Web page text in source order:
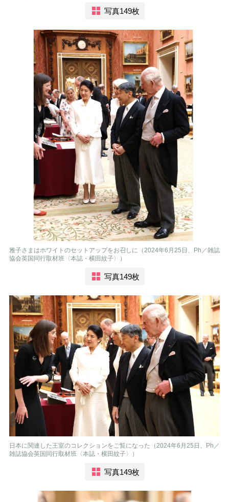
写真149枚
雅子さまはホワイトのセットアップをお召しに（2024年6月25日、Ph／雑誌
協会英国同行取材班〈本誌・横田紋子〉）
写真149枚
日本に関連した王室のコレクションをご覧になった（2024年6月25日、Ph／
雑誌協会英国同行取材班〈本誌・横田紋子〉）
写真149枚